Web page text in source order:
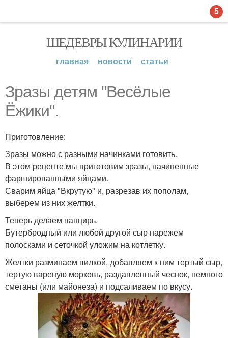
ШЕДЕВРЫ КУЛИНАРИИ
главная новости статьи
Зразы детям "Весёлые
Ёжики".
Приготовление:
Зразы можно с разными начинками готовить.
В этом рецепте мы приготовим зразы, начиненные
фаршированными яйцами.
Сварим яйца "Вкрутую" и, разрезав их пополам,
выберем из них желтки.
Теперь делаем панцирь.
Бутербродный или любой другой сыр нарежем
полосками и сеточкой уложим на котлетку.
Желтки разминаем вилкой, добавляем к ним тертый сыр,
тертую вареную морковь, раздавленный чеснок, немного
сметаны (или майонеза) и подсаливаем по вкусу.
5